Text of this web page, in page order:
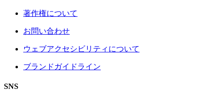
著作権について
お問い合わせ
ウェブアクセシビリティについて
ブランドガイドライン
SNS